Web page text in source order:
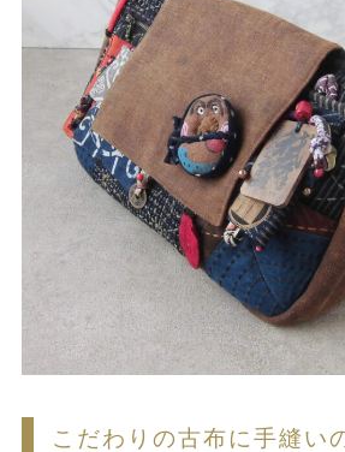
こだわりの古布に手縫い